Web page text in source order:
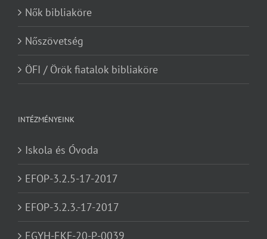
Nők bibliaköre
Nőszövetség
ÖFI / Örök fiatalok bibliaköre
INTÉZMÉNYEINK
Iskola és Óvoda
EFOP-3.2.5-17-2017
EFOP-3.2.3.-17-2017
EGYH-EKF-20-P-0039